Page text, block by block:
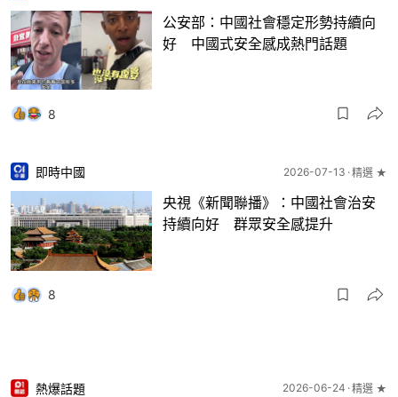
公安部：中國社會穩定形勢持續向
好 中國式安全感成熱門話題
8
即時中國 2026-07-13 精選 ★
央視《新聞聯播》：中國社會治安
持續向好 群眾安全感提升
8
熱爆話題 2026-06-24 精選 ★